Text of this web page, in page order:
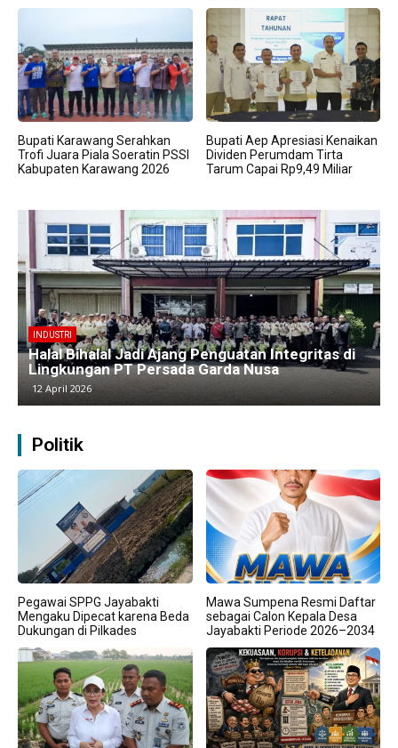
Bupati Karawang Serahkan
Trofi Juara Piala Soeratin PSSI
Kabupaten Karawang 2026
Bupati Aep Apresiasi Kenaikan
Dividen Perumdam Tirta
Tarum Capai Rp9,49 Miliar
BERITA
Kawasan Industri Cikarang Kembali Padat,
Produksi dan Logistik Beroperasi Penuh”
9 April 2026
Politik
Pegawai SPPG Jayabakti
Mengaku Dipecat karena Beda
Dukungan di Pilkades
Mawa Sumpena Resmi Daftar
sebagai Calon Kepala Desa
Jayabakti Periode 2026–2034